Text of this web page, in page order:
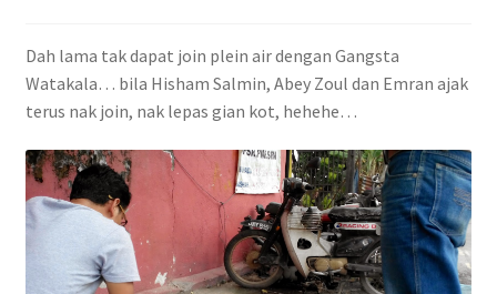
Cart
Checkout
Contact
FAQ
Dah lama tak dapat join plein air dengan Gangsta
Watakala… bila Hisham Salmin, Abey Zoul dan Emran ajak
terus nak join, nak lepas gian kot, hehehe…